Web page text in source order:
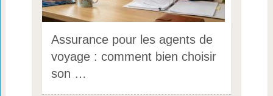
Assurance pour les agents de
voyage : comment bien choisir
son …